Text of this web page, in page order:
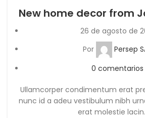
New home decor from
26 de agosto de
Por
Persep
0 comentarios
Ullamcorper condimentum erat
nunc id a adeu vestibulum nibh
erat molestie